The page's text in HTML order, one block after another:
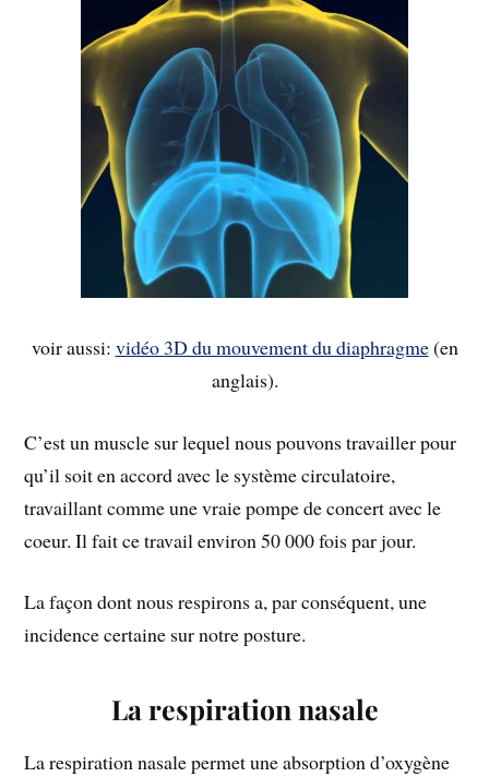
voir aussi: vidéo 3D du mouvement du diaphragme(en
anglais).
C’est un muscle sur lequel nous pouvons travailler pour
qu’il soit en accord avec le système circulatoire,
travaillant comme une vraie pompe de concert avec le
coeur. Il fait ce travail environ 50 000 fois par jour.
La façon dont nous respirons a, par conséquent, une
incidence certaine sur notre posture.
La respiration nasale
La respiration nasale permet une absorption d’oxygène